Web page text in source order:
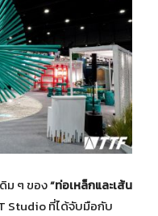
ม ๆ ของ“ท่อเหล็กและเส้น
Studio ที่ได้จับมือกับ